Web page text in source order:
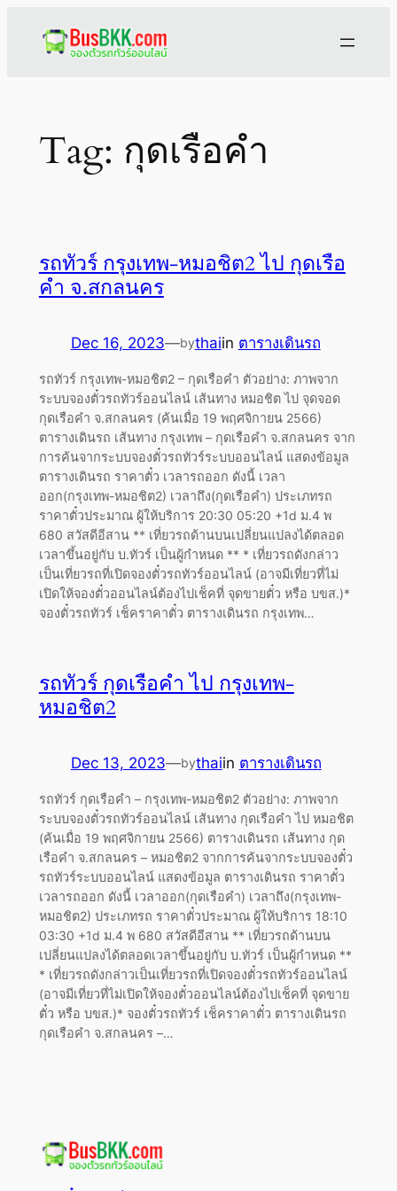
Tag: กุดเรือคำ
รถทัวร์ กรุงเทพ-หมอชิต2 ไป กุดเรือ
คำ จ.สกลนคร
Dec 16, 2023—bythaiin ตารางเดินรถ
รถทัวร์ กรุงเทพ-หมอชิต2 – กุดเรือคำ ตัวอย่าง: ภาพจาก
ระบบจองตั๋วรถทัวร์ออนไลน์ เส้นทาง หมอชิต ไป จุดจอด
กุดเรือคำ จ.สกลนคร (ค้นเมื่อ 19 พฤศจิกายน 2566)
ตารางเดินรถ เส้นทาง กรุงเทพ – กุดเรือคำ จ.สกลนคร จาก
การค้นจากระบบจองตั๋วรถทัวร์ระบบออนไลน์ แสดงข้อมูล
ตารางเดินรถ ราคาตั๋ว เวลารถออก ดังนี้ เวลา
ออก(กรุงเทพ-หมอชิต2) เวลาถึง(กุดเรือคำ) ประเภทรถ
ราคาตั๋วประมาณ ผู้ให้บริการ 20:30 05:20 +1d ม.4 พ
680 สวัสดีอีสาน ** เที่ยวรถด้านบนเปลี่ยนแปลงได้ตลอด
เวลาขึ้นอยู่กับ บ.ทัวร์ เป็นผู้กำหนด ** * เที่ยวรถดังกล่าว
เป็นเที่ยวรถที่เปิดจองตั๋วรถทัวร์ออนไลน์ (อาจมีเที่ยวที่ไม่
เปิดให้จองตั๋วออนไลน์ต้องไปเช็คที่ จุดขายตั๋ว หรือ บขส.)*
จองตั๋วรถทัวร์ เช็คราคาตั๋ว ตารางเดินรถ กรุงเทพ…
รถทัวร์ กุดเรือคำ ไป กรุงเทพ-
หมอชิต2
Dec 13, 2023—bythaiin ตารางเดินรถ
รถทัวร์ กุดเรือคำ – กรุงเทพ-หมอชิต2 ตัวอย่าง: ภาพจาก
ระบบจองตั๋วรถทัวร์ออนไลน์ เส้นทาง กุดเรือคำ ไป หมอชิต
(ค้นเมื่อ 19 พฤศจิกายน 2566) ตารางเดินรถ เส้นทาง กุด
เรือคำ จ.สกลนคร – หมอชิต2 จากการค้นจากระบบจองตั๋ว
รถทัวร์ระบบออนไลน์ แสดงข้อมูล ตารางเดินรถ ราคาตั๋ว
เวลารถออก ดังนี้ เวลาออก(กุดเรือคำ) เวลาถึง(กรุงเทพ-
หมอชิต2) ประเภทรถ ราคาตั๋วประมาณ ผู้ให้บริการ 18:10
03:30 +1d ม.4 พ 680 สวัสดีอีสาน ** เที่ยวรถด้านบน
เปลี่ยนแปลงได้ตลอดเวลาขึ้นอยู่กับ บ.ทัวร์ เป็นผู้กำหนด **
* เที่ยวรถดังกล่าวเป็นเที่ยวรถที่เปิดจองตั๋วรถทัวร์ออนไลน์
(อาจมีเที่ยวที่ไม่เปิดให้จองตั๋วออนไลน์ต้องไปเช็คที่ จุดขาย
ตั๋ว หรือ บขส.)* จองตั๋วรถทัวร์ เช็คราคาตั๋ว ตารางเดินรถ
กุดเรือคำ จ.สกลนคร –…